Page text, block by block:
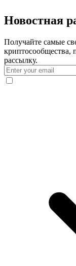
Новостная
Получайте самые
рассылку.